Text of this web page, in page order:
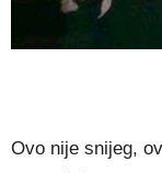
Ovo nije snijeg,